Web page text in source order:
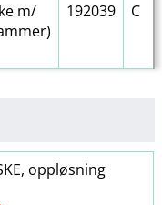
m​/​
192039 C
oppløsning